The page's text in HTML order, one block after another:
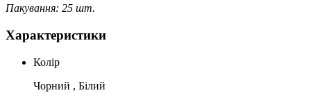
Пакування: 25 шт.
Характеристики
Колір
Чорний , Білий